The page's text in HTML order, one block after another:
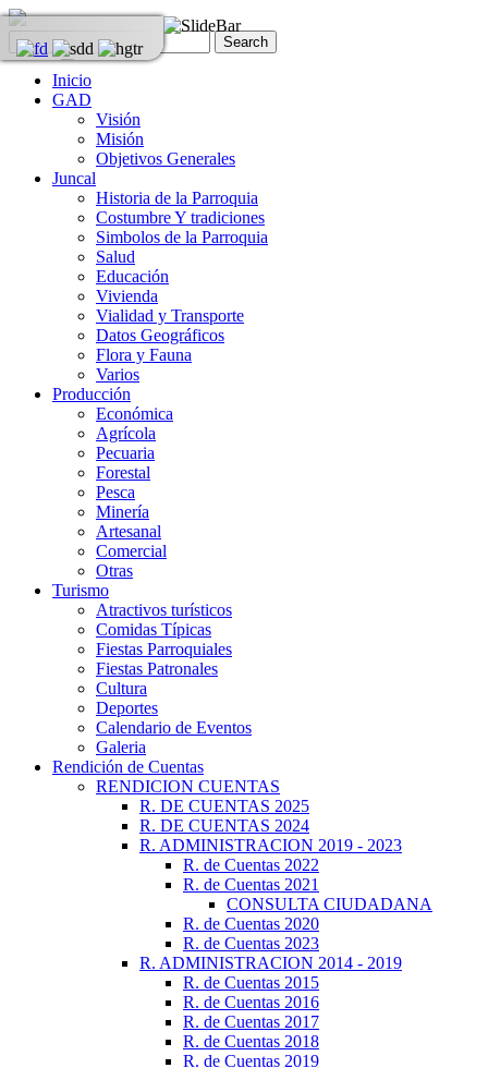
Inicio
GAD
Visión
Misión
Objetivos Generales
Juncal
Historia de la Parroquia
Costumbre Y tradiciones
Simbolos de la Parroquia
Salud
Educación
Vivienda
Vialidad y Transporte
Datos Geográficos
Flora y Fauna
Varios
Producción
Económica
Agrícola
Pecuaria
Forestal
Pesca
Minería
Artesanal
Comercial
Otras
Turismo
Atractivos turísticos
Comidas Típicas
Fiestas Parroquiales
Fiestas Patronales
Cultura
Deportes
Calendario de Eventos
Galeria
Rendición de Cuentas
RENDICION CUENTAS
R. DE CUENTAS 2025
R. DE CUENTAS 2024
R. ADMINISTRACION 2019 - 2023
R. de Cuentas 2022
R. de Cuentas 2021
CONSULTA CIUDADANA
R. de Cuentas 2020
R. de Cuentas 2023
R. ADMINISTRACION 2014 - 2019
R. de Cuentas 2015
R. de Cuentas 2016
R. de Cuentas 2017
R. de Cuentas 2018
R. de Cuentas 2019